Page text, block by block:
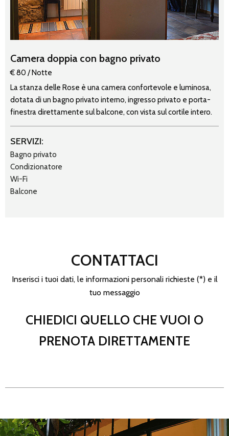
Camera doppia con bagno privato
€ 80 / Notte
La stanza delle Rose è una camera confortevole e luminosa,
dotata di un bagno privato interno, ingresso privato e porta-
finestra direttamente sul balcone, con vista sul cortile intero.
SERVIZI:
Bagno privato
Condizionatore
Wi-Fi
Balcone
CONTATTACI
Inserisci i tuoi dati, le informazioni personali richieste (*) e il
tuo messaggio
CHIEDICI QUELLO CHE VUOI O
PRENOTA DIRETTAMENTE